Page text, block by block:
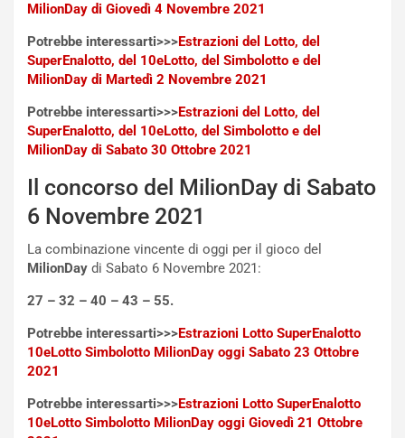
MilionDay di Giovedì 4 Novembre 2021
Potrebbe interessarti>>>Estrazioni del Lotto, del
SuperEnalotto, del 10eLotto, del Simbolotto e del
MilionDay di Martedì 2 Novembre 2021
Potrebbe interessarti>>>Estrazioni del Lotto, del
SuperEnalotto, del 10eLotto, del Simbolotto e del
MilionDay di Sabato 30 Ottobre 2021
Il concorso del MilionDay di Sabato
6 Novembre 2021
La combinazione vincente di oggi per il gioco del
MilionDay di Sabato 6 Novembre 2021:
27 – 32 – 40 – 43 – 55.
Potrebbe interessarti>>>Estrazioni Lotto SuperEnalotto
10eLotto Simbolotto MilionDay oggi Sabato 23 Ottobre
2021
Potrebbe interessarti>>>Estrazioni Lotto SuperEnalotto
10eLotto Simbolotto MilionDay oggi Giovedì 21 Ottobre
e
P
O
E
R
S
a
b
c
e
u
n
N
u
o
NOTIZIE
C